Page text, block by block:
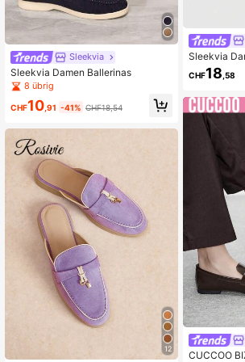
Sleekvia
Sleekvia Damen Ballerinas
8 übrig
CHF10 ,91 -41% CHF18,54
12
Sleekvia
Pendler
uhe
CHF18 ,58
CUCCOO